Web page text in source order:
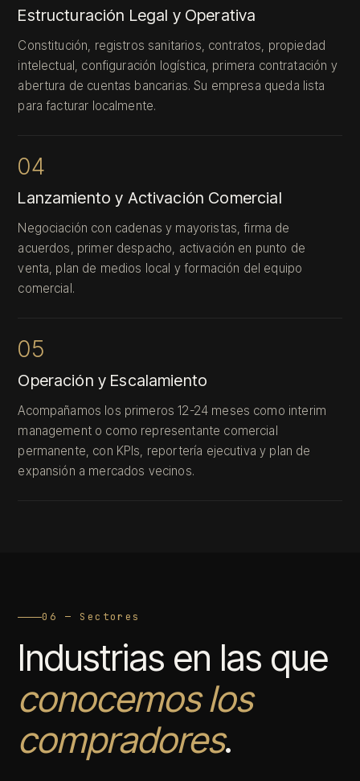
Estructuración Legal y Operativa
Constitución, registros sanitarios, contratos, propiedad
intelectual, configuración logística, primera contratación y
abertura de cuentas bancarias. Su empresa queda lista
para facturar localmente.
04
Lanzamiento y Activación Comercial
Negociación con cadenas y mayoristas, firma de
acuerdos, primer despacho, activación en punto de
venta, plan de medios local y formación del equipo
comercial.
05
Operación y Escalamiento
Acompañamos los primeros 12-24 meses como interim
management o como representante comercial
permanente, con KPIs, reportería ejecutiva y plan de
expansión a mercados vecinos.
06 — Sectores
Industrias en las que
conocemos los
compradores.